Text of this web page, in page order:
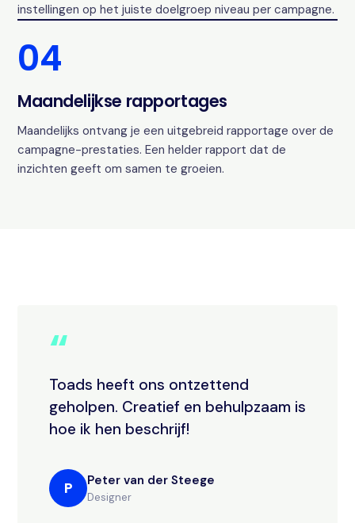
instellingen op het juiste doelgroep niveau per campagne.
04
Maandelijkse rapportages
Maandelijks ontvang je een uitgebreid rapportage over de
campagne-prestaties. Een helder rapport dat de
inzichten geeft om samen te groeien.
“
Toads heeft ons ontzettend
geholpen. Creatief en behulpzaam is
hoe ik hen beschrijf!
P Peter van der Steege
Designer